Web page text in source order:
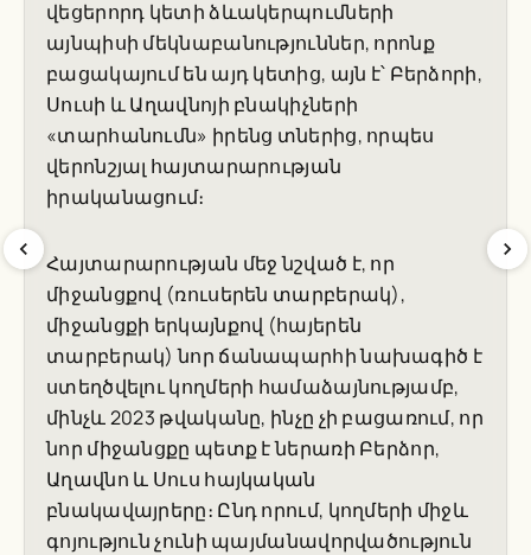
վեցերորդ կետի ձևակերպումների
այնպիսի մեկնաբանություններ, որոնք
բացակայում են այդ կետից, այն է՝ Բերձորի,
Սուսի և Աղավնոյի բնակիչների
«տարհանումն» իրենց տներից, որպես
վերոնշյալ հայտարարության
իրականացում։
Հայտարարության մեջ նշված է, որ
միջանցքով (ռուսերեն տարբերակ),
միջանցքի երկայնքով (հայերեն
տարբերակ) նոր ճանապարհի նախագիծ է
ստեղծվելու կողմերի համաձայնությամբ,
մինչև 2023 թվականը, ինչը չի բացառում, որ
նոր միջանցքը պետք է ներառի Բերձոր,
Աղավնո և Սուս հայկական
բնակավայրերը։ Ընդ որում, կողմերի միջև
գոյություն չունի պայմանավորվածություն